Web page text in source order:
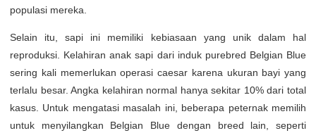
populasi mereka.
Selain itu, sapi ini memiliki kebiasaan yang unik dalam hal
reproduksi. Kelahiran anak sapi dari induk purebred Belgian Blue
sering kali memerlukan operasi caesar karena ukuran bayi yang
terlalu besar. Angka kelahiran normal hanya sekitar 10% dari total
kasus. Untuk mengatasi masalah ini, beberapa peternak memilih
untuk menyilangkan Belgian Blue dengan breed lain, seperti